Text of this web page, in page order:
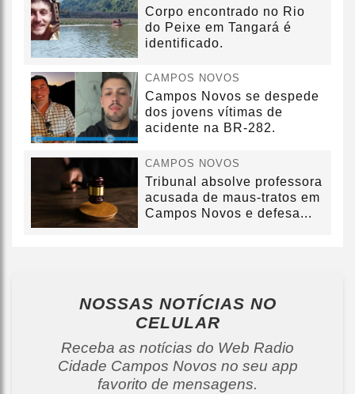
Corpo encontrado no Rio
do Peixe em Tangará é
identificado.
CAMPOS NOVOS
Campos Novos se despede
dos jovens vítimas de
acidente na BR-282.
CAMPOS NOVOS
Tribunal absolve professora
acusada de maus-tratos em
Campos Novos e defesa...
NOSSAS NOTÍCIAS NO
CELULAR
Receba as notícias do Web Radio
Cidade Campos Novos no seu app
favorito de mensagens.